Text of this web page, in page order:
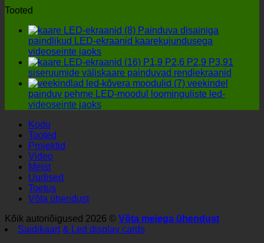
Tooted
Painduva disainiga
paindlikud LED-ekraanid kaarekujundusega
videoseinte jaoks
P1,9 P2,6 P2,9 P3,91
siseruumide väliskaare painduvad rendiekraanid
veekindel
painduv pehme LED-moodul loominguliste led-
videoseinte jaoks
Kodu
Tooted
Projektid
Video
Meist
Uudised
Toetus
Võta ühendust
Kõik autoriõigused 2026 © Võta meiega ühendust
Saidikaart & Led display cards